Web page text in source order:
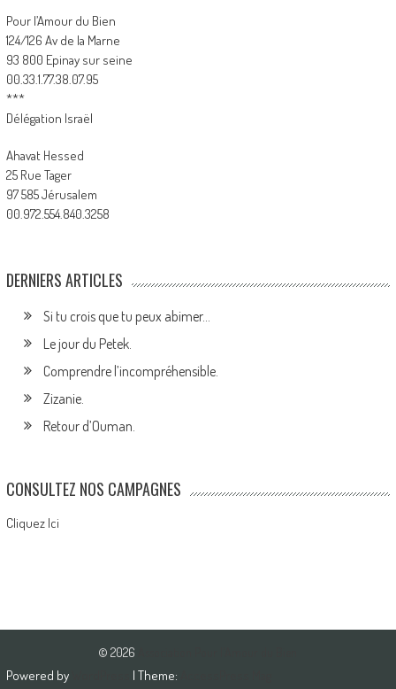
Pour l’Amour du Bien
124/126 Av de la Marne
93 800 Epinay sur seine
00.33.1.77.38.07.95
***
Délégation Israël
Ahavat Hessed
25 Rue Tager
97 585 Jérusalem
00.972.554.840.3258
DERNIERS ARTICLES
Si tu crois que tu peux abimer…
Le jour du Petek.
Comprendre l’incompréhensible.
Zizanie.
Retour d’Ouman.
CONSULTEZ NOS CAMPAGNES
Cliquez Ici
© 2026
Powered by | Theme: